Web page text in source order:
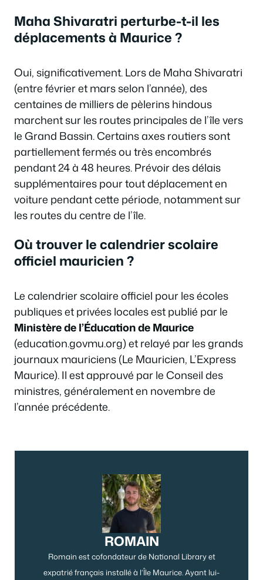
Maha Shivaratri perturbe-t-il les
déplacements à Maurice ?
Oui, significativement. Lors de Maha Shivaratri
(entre février et mars selon l’année), des
centaines de milliers de pèlerins hindous
marchent sur les routes principales de l’île vers
le Grand Bassin. Certains axes routiers sont
partiellement fermés ou très encombrés
pendant 24 à 48 heures. Prévoir des délais
supplémentaires pour tout déplacement en
voiture pendant cette période, notamment sur
les routes du centre de l’île.
Où trouver le calendrier scolaire
officiel mauricien ?
Le calendrier scolaire officiel pour les écoles
publiques et privées locales est publié par le
Ministère de l’Éducation de Maurice
(education.govmu.org) et relayé par les grands
journaux mauriciens (Le Mauricien, L’Express
Maurice). Il est approuvé par le Conseil des
ministres, généralement en novembre de
l’année précédente.
ROMAIN
Romain est cofondateur de National Library et
expatrié français installé à l’Île Maurice. Ayant lui-